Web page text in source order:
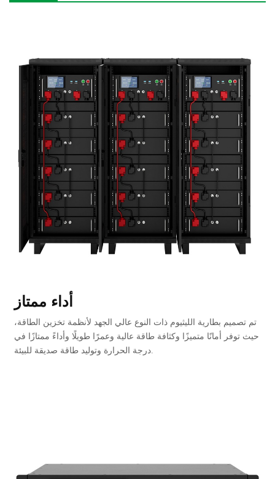
أداء ممتاز
تم تصميم بطارية الليثيوم ذات النوع عالي الجهد لأنظمة تخزين الطاقة،
حيث توفر أمانًا متميزًا وكثافة طاقة عالية وعمرًا طويلًا وأداءً ممتازًا في